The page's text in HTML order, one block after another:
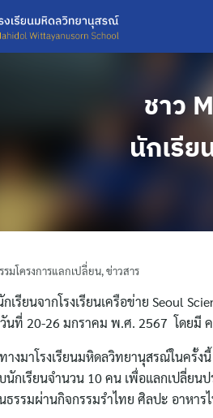
ชาว
นักเรีย
รมโครงการแลกเปลี่ยน,ข่าวสาร
เรียนจากโรงเรียนเครือข่าย Seoul
นที่ 20-26 มกราคม พ.ศ. 2567 โดยมี
างมาโรงเรียนมหิดลวิทยานุสรณ์ในครั้ง
กเรียนจำนวน 10 คน เพื่อแลกเปลี่ยน
รรมผ่านกิจกรรมรำไทย ศิลปะ อาหาร